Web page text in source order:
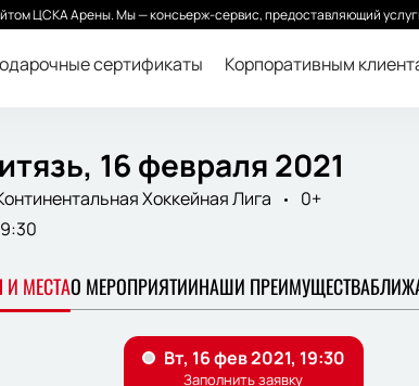
ЦСКА Арены. Мы — консьерж-сервис, предоставляющий
сертификаты Корпоративным
16 февраля 2021
Хоккейная Лига
0+
МЕСТАО МЕРОПРИЯТИИНАШИ ПРЕИМУЩЕСТВА